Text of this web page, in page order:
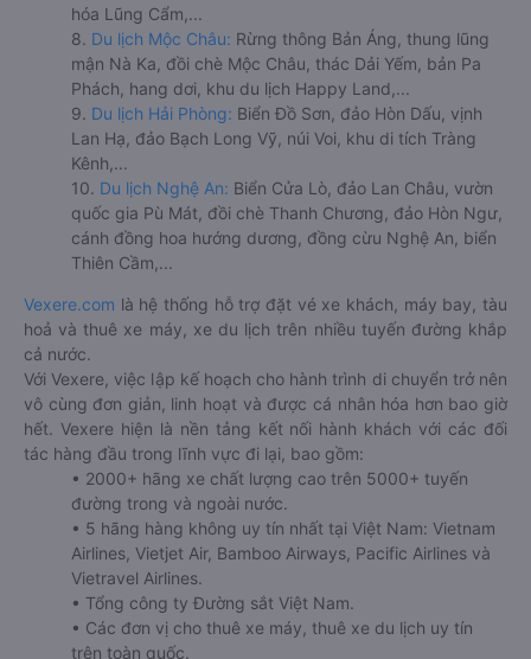
hóa Lũng Cẩm,...
8. Du lịch Mộc Châu: Rừng thông Bản Áng, thung lũng
mận Nà Ka, đồi chè Mộc Châu, thác Dải Yếm, bản Pa
Phách, hang dơi, khu du lịch Happy Land,...
9. Du lịch Hải Phòng: Biển Đồ Sơn, đảo Hòn Dấu, vịnh
Lan Hạ, đảo Bạch Long Vỹ, núi Voi, khu di tích Tràng
Kênh,...
10. Du lịch Nghệ An: Biển Cửa Lò, đảo Lan Châu, vườn
quốc gia Pù Mát, đồi chè Thanh Chương, đảo Hòn Ngư,
cánh đồng hoa hướng dương, đồng cừu Nghệ An, biển
Thiên Cầm,...
Vexere.com là hệ thống hỗ trợ đặt vé xe khách, máy bay, tàu
hoả và thuê xe máy, xe du lịch trên nhiều tuyến đường khắp
cả nước.
Với Vexere, việc lập kế hoạch cho hành trình di chuyển trở nên
vô cùng đơn giản, linh hoạt và được cá nhân hóa hơn bao giờ
hết. Vexere hiện là nền tảng kết nối hành khách với các đối
tác hàng đầu trong lĩnh vực đi lại, bao gồm:
• 2000+ hãng xe chất lượng cao trên 5000+ tuyến
đường trong và ngoài nước.
• 5 hãng hàng không uy tín nhất tại Việt Nam: Vietnam
Airlines, Vietjet Air, Bamboo Airways, Pacific Airlines và
Vietravel Airlines.
• Tổng công ty Đường sắt Việt Nam.
• Các đơn vị cho thuê xe máy, thuê xe du lịch uy tín
trên toàn quốc.